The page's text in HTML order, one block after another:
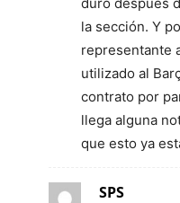
la sección. Y
representante
utilizado al
contrato por
llega alguna
que esto ya
SPS